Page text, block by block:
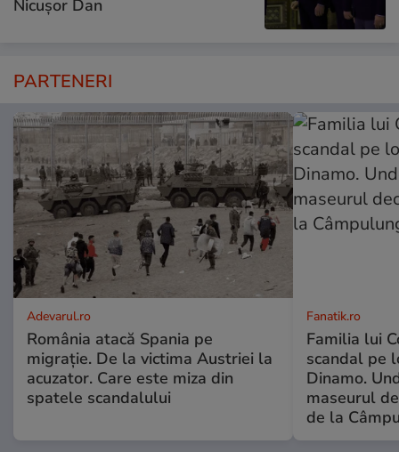
Nicușor Dan
PARTENERI
Adevarul.ro
România atacă Spania pe
migrație. De la victima Austriei la
acuzator. Care este miza din
spatele scandalului
Fanatik.ro
Familia lui
scandal pe
Dinamo.
maseurul
de la